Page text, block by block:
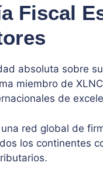
Fiscal
absoluta sobre
miembro de
de
red global de
los continentes